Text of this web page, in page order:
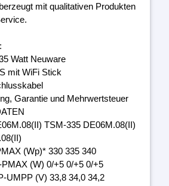
mit qualitativen Produkten
Watt Neuware
mit WiFi Stick
Garantie und Mehrwertsteuer
TSM-335 DE06M.08(II)
(Wp)* 330 335 340
(W) 0/+5 0/+5 0/+5
UMPP (V) 33,8 34,0 34,2